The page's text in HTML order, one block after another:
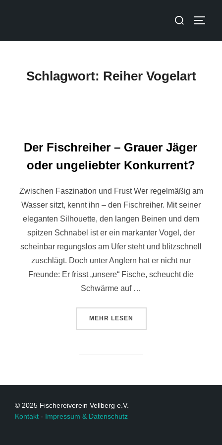
Schlagwort: Reiher Vogelart
Der Fischreiher – Grauer Jäger
oder ungeliebter Konkurrent?
Zwischen Faszination und Frust Wer regelmäßig am
Wasser sitzt, kennt ihn – den Fischreiher. Mit seiner
eleganten Silhouette, den langen Beinen und dem
spitzen Schnabel ist er ein markanter Vogel, der
scheinbar regungslos am Ufer steht und blitzschnell
zuschlägt. Doch unter Anglern hat er nicht nur
Freunde: Er frisst „unsere“ Fische, scheucht die
Schwärme auf …
MEHR LESEN
© 2025 Fischereiverein Vellberg e.V.
Kontakt - Impressum & Datenschutz